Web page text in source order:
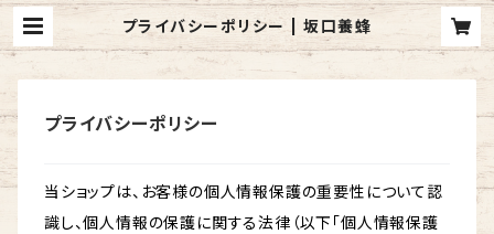
プライバシーポリシー | 坂口養蜂
プライバシーポリシー
当ショップは、お客様の個人情報保護の重要性について認
識し、個人情報の保護に関する法律（以下「個人情報保護